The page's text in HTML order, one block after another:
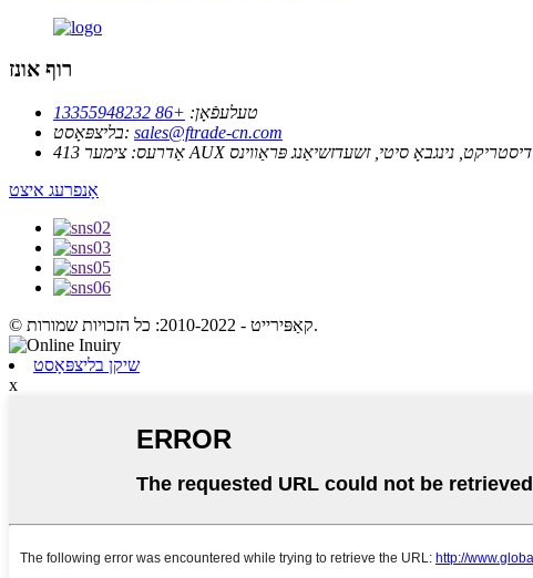
רוף אונז
טעלעפֿאָן: +86 13355948232
בליצפּאָסט: sales@ftrade-cn.com
אַדרעס:
אָנפרעג איצט
© קאַפּירייט - 2010-2022: כל הזכויות שמורות.
שיקן בליצפּאָסט
x